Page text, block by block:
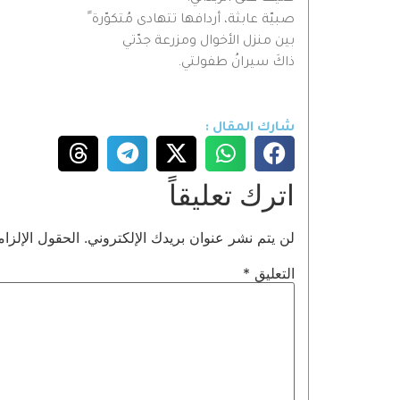
صبيّة عابثة، أردافها تتهادى مُتكوّرة ً
بين منزل الأخوال ومزرعة جدّتي
ذاكَ سيرانُ طفولتي.
شارك المقال :
اترك تعليقاً
لن يتم نشر عنوان بريدك الإلكتروني. الحقول
التعليق *